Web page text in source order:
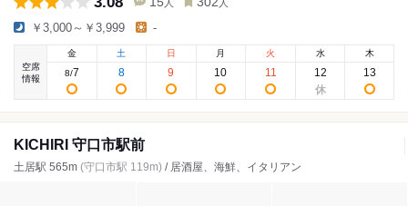
人 人
￥3,000～￥3,999 -
空席
情報
金
8/7
土
8
日
9
月
10
火
11
水
12
木
13
KICHIRI 守口市駅前
土居駅 565m (守口市駅 119m) / 居酒屋、海鮮、イタリアン